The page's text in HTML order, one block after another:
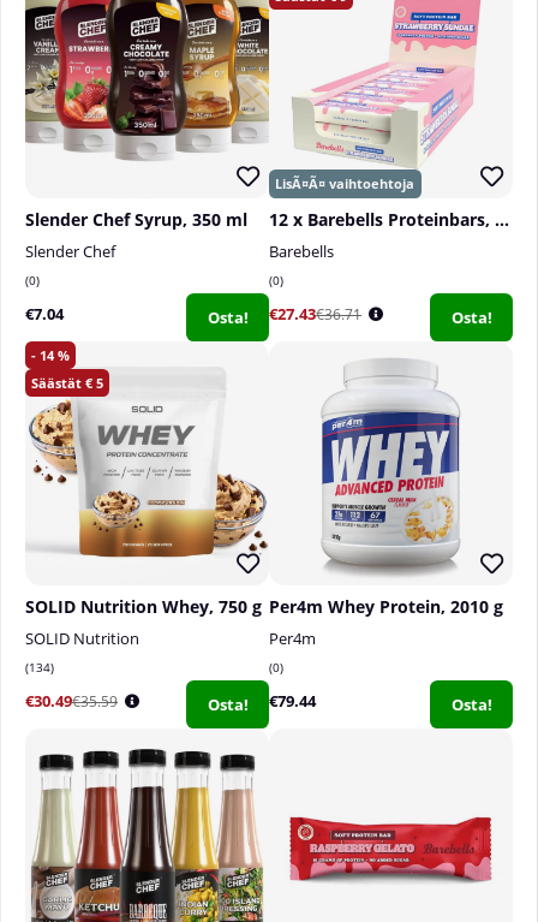
vuotiaiden, raskaana olevien tai imettävien ei tule
käyttää ravintolisiä. Jos sairastat jotakin sairautta
ja/tai käytät lääkkeitä, keskustele lääkärin kanssa
ennen tuotteen käyttöä. Säilytä lasten
ulottumattomissa. Suositeltua vuorokausiannosta ei
saa ylittää.
Slender Chef Syrup, 350 ml
Slender Chef
0
€7.04 Osta!
12 x Barebells Proteinbars, 55 g
Barebells
0
€27.43€36.71 Osta!
14
5
SOLID Nutrition Whey, 750 g
SOLID Nutrition
134
€30.49€35.59 Osta!
Per4m Whey Protein, 2010 g
Per4m
0
€79.44 Osta!